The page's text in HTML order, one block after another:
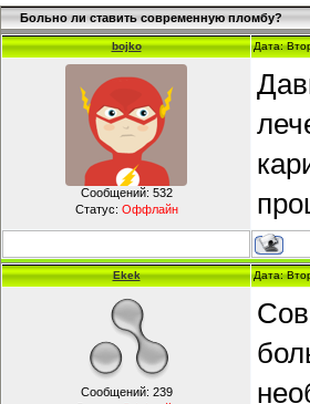
Больно ли ставить современную пломбу?
bojko Дата:
Сообщений: 532
Статус: Оффлайн
Ekek Дата:
Сообщений: 239